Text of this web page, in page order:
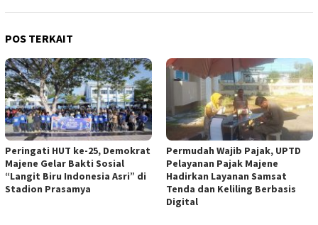
POS TERKAIT
Peringati HUT ke-25, Demokrat
Majene Gelar Bakti Sosial
“Langit Biru Indonesia Asri” di
Stadion Prasamya
Permudah Wajib Pajak, UPTD
Pelayanan Pajak Majene
Hadirkan Layanan Samsat
Tenda dan Keliling Berbasis
Digital